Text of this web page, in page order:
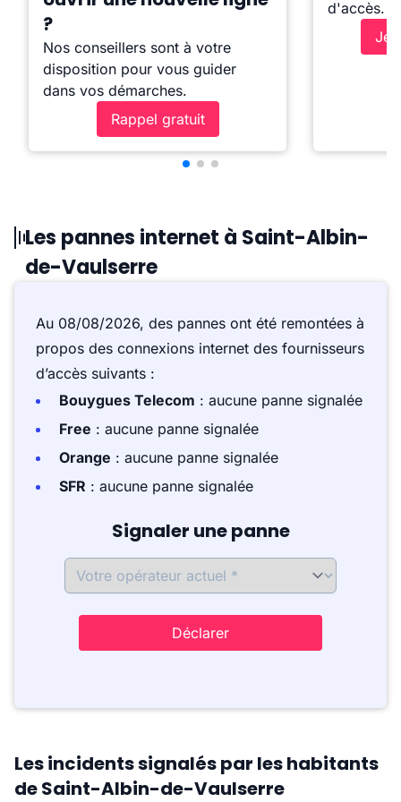
?
Nos conseillers sont à votre
disposition pour vous guider
dans vos démarches.
Rappel gratuit
d'accès.
Je
Les pannes internet à Saint-Albin-
de-Vaulserre
Au 08/08/2026, des pannes ont été remontées à
propos des connexions internet des fournisseurs
d’accès suivants :
Bouygues Telecom : aucune panne signalée
Free : aucune panne signalée
Orange : aucune panne signalée
SFR : aucune panne signalée
Signaler une panne
Déclarer
Les incidents signalés par les habitants
de Saint-Albin-de-Vaulserre